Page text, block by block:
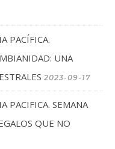
PACÍFICA.
UNA
2023-09-17
PACIFICA. SEMANA
QUE NO